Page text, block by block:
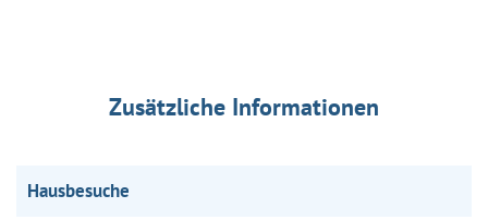
Zusätzliche Informationen
Hausbesuche